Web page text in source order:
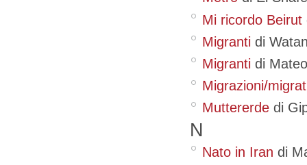
Mi ricordo Beirut
Migranti di
Migranti di
Migrazioni/
Muttererde di
N
Nato in Iran di